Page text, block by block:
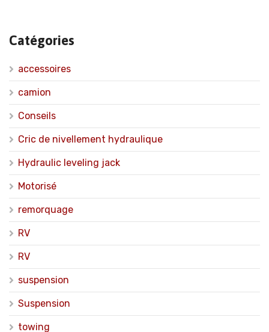
Catégories
accessoires
camion
Conseils
Cric de nivellement hydraulique
Hydraulic leveling jack
Motorisé
remorquage
RV
RV
suspension
Suspension
towing